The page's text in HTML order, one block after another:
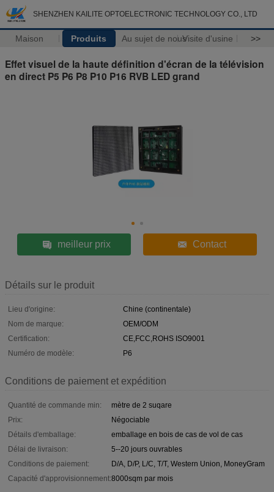
SHENZHEN KAILITE OPTOELECTRONIC TECHNOLOGY CO., LTD
Maison Produits Au sujet de nousVisite d'usine >>
Effet visuel de la haute définition d'écran de la télévision
en direct P5 P6 P8 P10 P16 RVB LED grand
meilleur prix Contact
Détails sur le produit
Lieu d'origine:
Chine (continentale)
Nom de marque:
OEM/ODM
Certification:
CE,FCC,ROHS ISO9001
Numéro de modèle:
P6
Conditions de paiement et expédition
Quantité de commande min:
mètre de 2 suqare
Prix:
Négociable
Détails d'emballage:
emballage en bois de cas de vol de cas
Délai de livraison:
5--20 jours ouvrables
Conditions de paiement:
D/A, D/P, L/C, T/T, Western Union, MoneyGram
Capacité d'approvisionnement:8000sqm par mois